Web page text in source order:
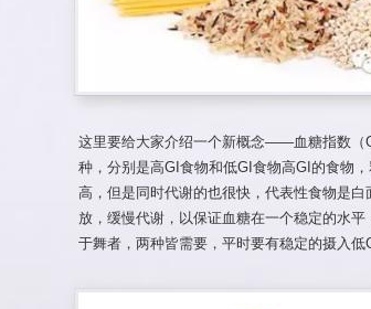
这里要给大家介绍一个新概念——血糖指数（
种，分别是高GI食物和低GI食物高GI的食物
高，但是同时代谢的也很快，代表性食物是
放，缓慢代谢，以保证血糖在一个稳定的水
于舞者，两种皆需要，平时要有稳定的摄入低